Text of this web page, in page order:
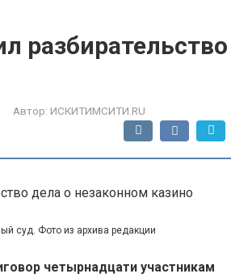
Автор: ИСКИТИМСИТИ.RU
суд. Фото из архива редакции
четырнадцати участникам